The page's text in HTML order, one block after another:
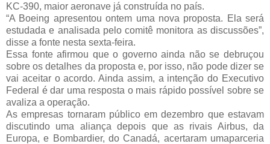
KC-390, maior aeronave já construída no país.
“A Boeing apresentou ontem uma nova proposta. Ela será
estudada e analisada pelo comitê monitora as discussões”,
disse a fonte nesta sexta-feira.
Essa fonte afirmou que o governo ainda não se debruçou
sobre os detalhes da proposta e, por isso, não pode dizer se
vai aceitar o acordo. Ainda assim, a intenção do Executivo
Federal é dar uma resposta o mais rápido possível sobre se
avaliza a operação.
As empresas tornaram público em dezembro que estavam
discutindo uma aliança depois que as rivais Airbus, da
Europa, e Bombardier, do Canadá, acertaram umaparceria